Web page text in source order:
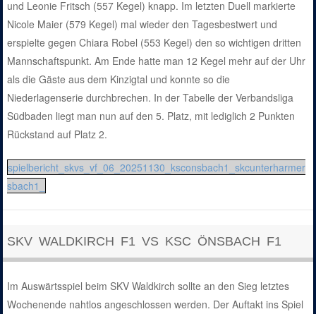
und Leonie Fritsch (557 Kegel) knapp. Im letzten Duell markierte
Nicole Maier (579 Kegel) mal wieder den Tagesbestwert und
erspielte gegen Chiara Robel (553 Kegel) den so wichtigen dritten
Mannschaftspunkt. Am Ende hatte man 12 Kegel mehr auf der Uhr
als die Gäste aus dem Kinzigtal und konnte so die
Niederlagenserie durchbrechen. In der Tabelle der Verbandsliga
Südbaden liegt man nun auf den 5. Platz, mit lediglich 2 Punkten
Rückstand auf Platz 2.
spielbericht_skvs_vf_06_20251130_ksconsbach1_skcunterharmer
sbach1_
SKV WALDKIRCH F1 VS KSC ÖNSBACH F1
Im Auswärtsspiel beim SKV Waldkirch sollte an den Sieg letztes
Wochenende nahtlos angeschlossen werden. Der Auftakt ins Spiel